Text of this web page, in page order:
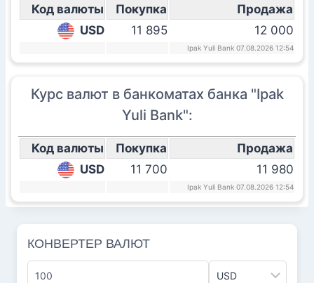
Код валюты Покупка
Продажа
USD
11 895 12 000
Ipak Yuli Bank 07.08.2026 12:54
Курс валют в банкоматах банка "Ipak
Yuli Bank":
Код валюты Покупка
Продажа
USD
11 700 11 980
Ipak Yuli Bank 07.08.2026 12:54
КОНВЕРТЕР ВАЛЮТ